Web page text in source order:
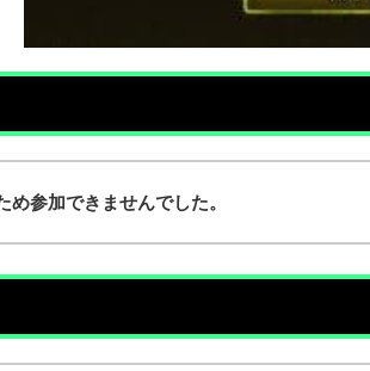
参加できませんでした。